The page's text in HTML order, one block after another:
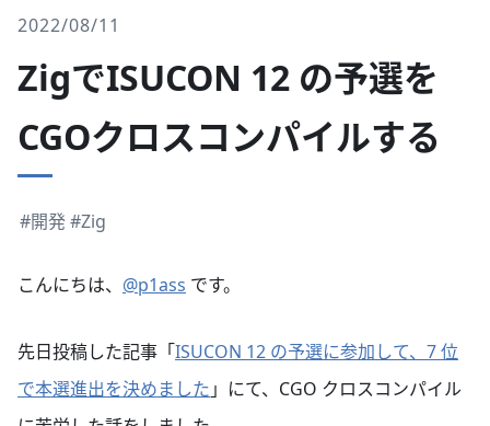
2022/08/11
ZigでISUCON 12 の予選を
CGOクロスコンパイルする
#開発#Zig
こんにちは、 @p1ass です。
先日投稿した記事「ISUCON 12 の予選に参加して、7 位
で本選進出を決めました 」にて、CGO クロスコンパイル